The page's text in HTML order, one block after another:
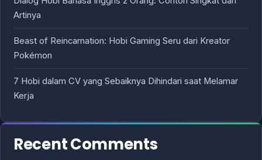
Artinya
Beast of Reincarnation: Hobi Gaming Seru dari Kreator
Pokémon
7 Hobi dalam CV yang Sebaiknya Dihindari saat Melamar
Kerja
Recent Comments